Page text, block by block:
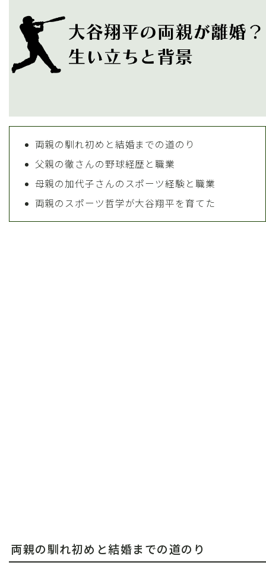
両親の馴れ初めと結婚までの道のり
父親の徹さんの野球経歴と職業
母親の加代子さんのスポーツ経験と職業
両親のスポーツ哲学が大谷翔平を育てた
両親の馴れ初めと結婚までの道のり